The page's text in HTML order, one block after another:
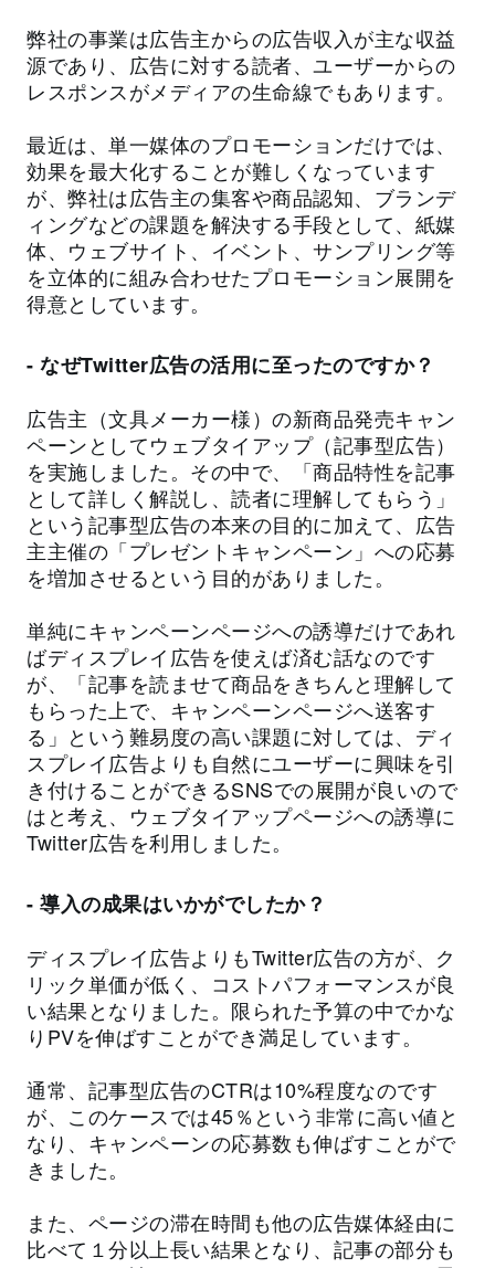
弊社の事業は広告主からの広告収入が主な収益
源であり、広告に対する読者、ユーザーからの
レスポンスがメディアの生命線でもあります。
最近は、単一媒体のプロモーションだけでは、
効果を最大化することが難しくなっています
が、弊社は広告主の集客や商品認知、ブランデ
ィングなどの課題を解決する手段として、紙媒
体、ウェブサイト、イベント、サンプリング等
を立体的に組み合わせたプロモーション展開を
得意としています。
- なぜTwitter広告の活用に至ったのですか？
広告主（文具メーカー様）の新商品発売キャン
ペーンとしてウェブタイアップ（記事型広告）
を実施しました。その中で、「商品特性を記事
として詳しく解説し、読者に理解してもらう」
という記事型広告の本来の目的に加えて、広告
主主催の「プレゼントキャンペーン」への応募
を増加させるという目的がありました。
単純にキャンペーンページへの誘導だけであれ
ばディスプレイ広告を使えば済む話なのです
が、「記事を読ませて商品をきちんと理解して
もらった上で、キャンペーンページへ送客す
る」という難易度の高い課題に対しては、ディ
スプレイ広告よりも自然にユーザーに興味を引
き付けることができるSNSでの展開が良いので
はと考え、ウェブタイアップページへの誘導に
Twitter広告を利用しました。
- 導入の成果はいかがでしたか？
ディスプレイ広告よりもTwitter広告の方が、ク
リック単価が低く、コストパフォーマンスが良
い結果となりました。限られた予算の中でかな
りPVを伸ばすことができ満足しています。
通常、記事型広告のCTRは10%程度なのです
が、このケースでは45％という非常に高い値と
なり、キャンペーンの応募数も伸ばすことがで
きました。
また、ページの滞在時間も他の広告媒体経由に
比べて１分以上長い結果となり、記事の部分も